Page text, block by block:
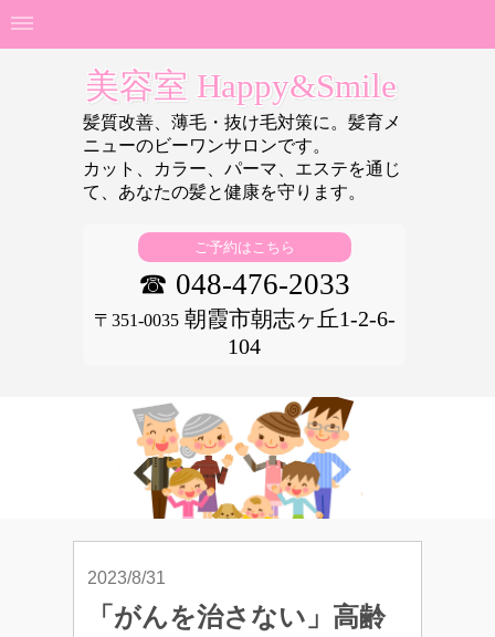
美容室 Happy&Smile
髪質改善、薄毛・抜け毛対策に。髪育メ
ニューのビーワンサロンです。
カット、カラー、パーマ、エステを通じ
て、あなたの髪と健康を守ります。
ご予約はこちら
☎ 048-476-2033
〒351-0035朝霞市朝志ヶ丘1-2-6-
104
2023/8/31
「がんを治さない」高齢